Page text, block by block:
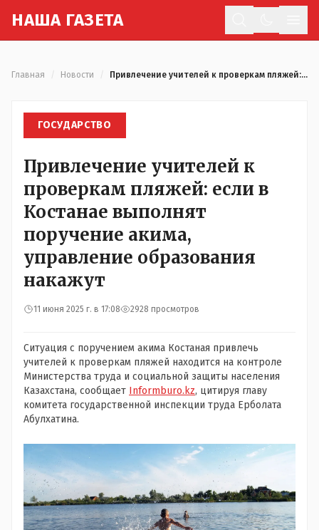
НАША ГАЗЕТА
Главная Новости Привлечение учителей к проверкам пляжей: если в Костанае выполнят поручение акима, управление образования накажут
ГОСУДАРСТВО
Привлечение учителей к
проверкам пляжей: если в
Костанае выполнят
поручение акима,
управление образования
накажут
11 июня 2025 г. в 17:08 2928 просмотров
Ситуация с поручением акима Костаная привлечь
учителей к проверкам пляжей находится на контроле
Министерства труда и социальной защиты населения
Казахстана, сообщает Informburo.kz, цитируя главу
комитета государственной инспекции труда Ерболата
Абулхатина.